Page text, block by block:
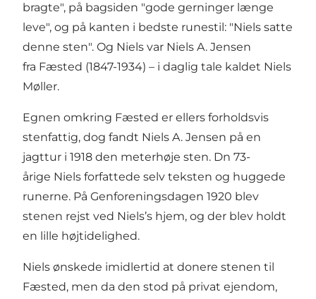
bragte", på bagsiden "gode gerninger længe
leve", og på kanten i bedste runestil: "Niels satte
denne sten". Og Niels var Niels A. Jensen
fra Fæsted (1847-1934) – i daglig tale kaldet Niels
Møller.
Egnen omkring Fæsted er ellers forholdsvis
stenfattig, dog fandt Niels A. Jensen på en
jagttur i 1918 den meterhøje sten. Dn 73-
årige Niels forfattede selv teksten og huggede
runerne. På Genforeningsdagen 1920 blev
stenen rejst ved Niels’s hjem, og der blev holdt
en lille højtidelighed.
Niels ønskede imidlertid at donere stenen til
Fæsted, men da den stod på privat ejendom,